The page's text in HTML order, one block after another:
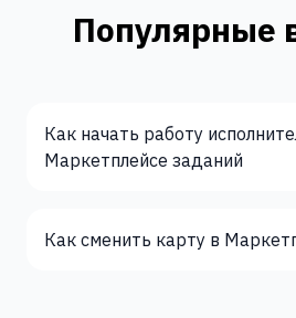
Популярные
Как начать работу
Маркетплейсе заданий
Как сменить карту в